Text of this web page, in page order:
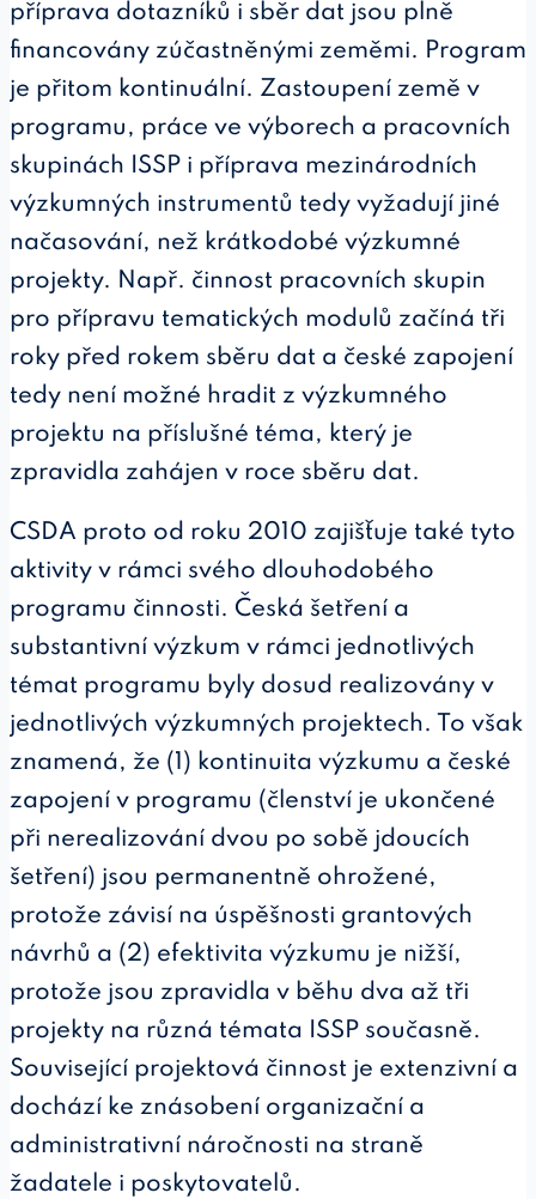
příprava dotazníků i sběr dat jsou plně
financovány zúčastněnými zeměmi. Program
je přitom kontinuální. Zastoupení země v
programu, práce ve výborech a pracovních
skupinách ISSP i příprava mezinárodních
výzkumných instrumentů tedy vyžadují jiné
načasování, než krátkodobé výzkumné
projekty. Např. činnost pracovních skupin
pro přípravu tematických modulů začíná tři
roky před rokem sběru dat a české zapojení
tedy není možné hradit z výzkumného
projektu na příslušné téma, který je
zpravidla zahájen v roce sběru dat.
CSDA proto od roku 2010 zajišťuje také tyto
aktivity v rámci svého dlouhodobého
programu činnosti. Česká šetření a
substantivní výzkum v rámci jednotlivých
témat programu byly dosud realizovány v
jednotlivých výzkumných projektech. To však
znamená, že (1) kontinuita výzkumu a české
zapojení v programu (členství je ukončené
při nerealizování dvou po sobě jdoucích
šetření) jsou permanentně ohrožené,
protože závisí na úspěšnosti grantových
návrhů a (2) efektivita výzkumu je nižší,
protože jsou zpravidla v běhu dva až tři
projekty na různá témata ISSP současně.
Související projektová činnost je extenzivní a
dochází ke znásobení organizační a
administrativní náročnosti na straně
žadatele i poskytovatelů.